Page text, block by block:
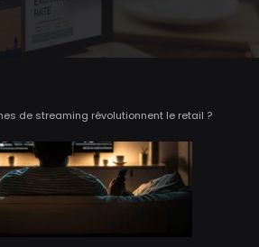
de streaming révolutionnent le retail ?